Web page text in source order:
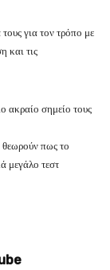
για τον τρόπο με
και τις
ακραίο σημείο τους
θεωρούν πως το
μεγάλο τεστ